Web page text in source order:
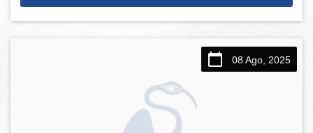
08 Ago, 2025